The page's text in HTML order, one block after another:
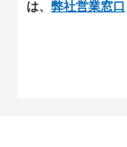
は、 弊社営業窓口